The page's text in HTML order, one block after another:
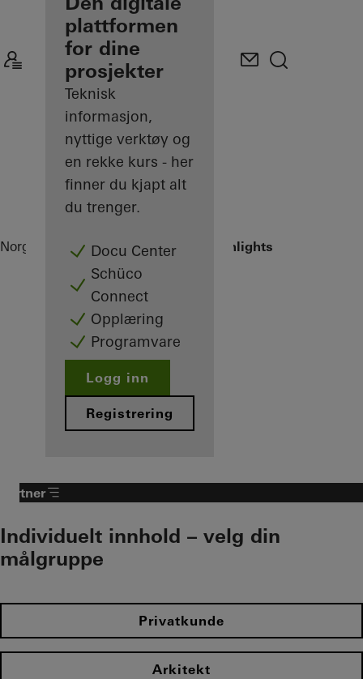
Oppdag Min
arbeidsplass
plattformen
for dine
prosjekter
Teknisk
informasjon,
nyttige verktøy og
en rekke kurs - her
finner du kjapt alt
du trenger.
Docu Center
Schüco
Connect
Opplæring
Programvare
Logg inn
Registrering
Norge PartnerReferanseprosjekter Highlights
Partner
Individuelt innhold – velg din
målgruppe
Privatkunde
Arkitekt